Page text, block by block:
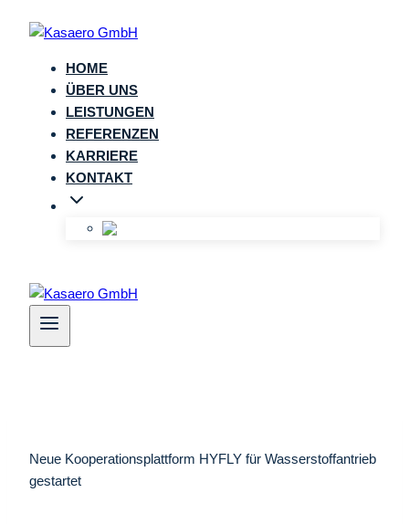
Inhalt
HOME
ÜBER UNS
LEISTUNGEN
REFERENZEN
KARRIERE
KONTAKT
Neue Kooperationsplattform HYFLY für Wasserstoffantrieb
gestartet